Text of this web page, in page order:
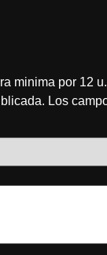
minima por 12
Los